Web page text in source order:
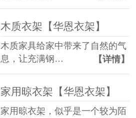
木质衣架【华恩衣架】
木质家具给家中带来了自然的气
息，让充满钢…
【详情】
家用晾衣架【华恩衣架】
家用晾衣架，似乎是一个较为陌